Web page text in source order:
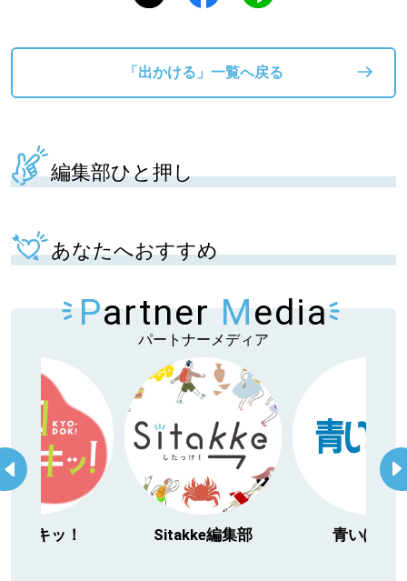
「出かける」一覧へ戻る
編集部ひと押し
あなたへおすすめ
Partner Media
パートナーメディア
編集部 青いぽすと
「北海道３大